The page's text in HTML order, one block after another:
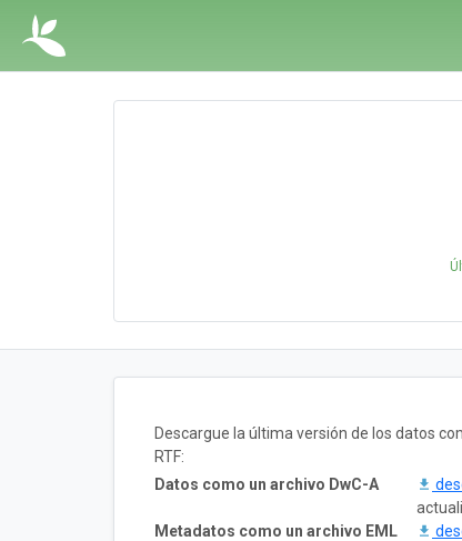
Descargue la última versión de los datos
RTF:
Datos como un archivo DwC-A
Metadatos como un archivo EML